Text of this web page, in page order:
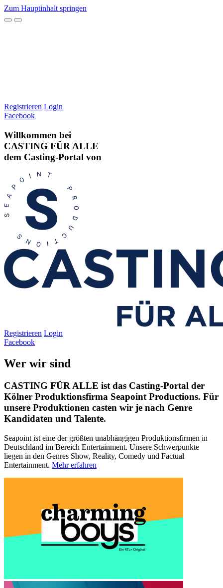
Zum Hauptinhalt springen
Registrieren Login
Facebook
Willkommen bei
CASTING FÜR ALLE
dem Casting-Portal von
Registrieren Login
Facebook
Wer wir sind
CASTING FÜR ALLE ist das Casting-Portal der
Kölner Produktionsfirma Seapoint Productions. Für
unsere Produktionen casten wir je nach Genre
Kandidaten und Talente.
Seapoint ist eine der größten unabhängigen Produktionsfirmen in
Deutschland im Bereich Entertainment. Unsere Schwerpunkte
liegen in den Genres Show, Reality, Comedy und Factual
Entertainment. Mehr erfahren